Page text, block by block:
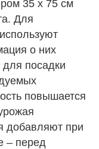
35 х 75 см
Для
о них
для посадки
повышается
добавляют при
– перед